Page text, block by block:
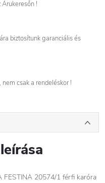
!
biztosítunk garanciális és
csak a rendeléskor !
FESTINA 20574/1 férfi karóra